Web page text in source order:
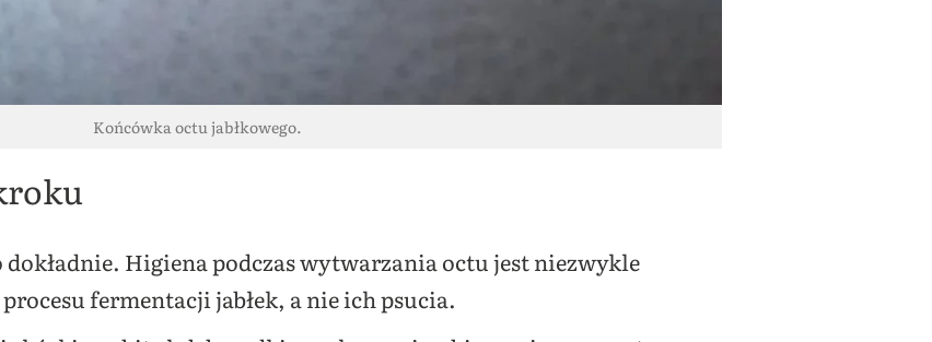
Końcówka octu jabłkowego.
dokładnie. Higiena podczas wytwarzania octu jest niezwykle
fermentacji jabłek, a nie ich psucia.